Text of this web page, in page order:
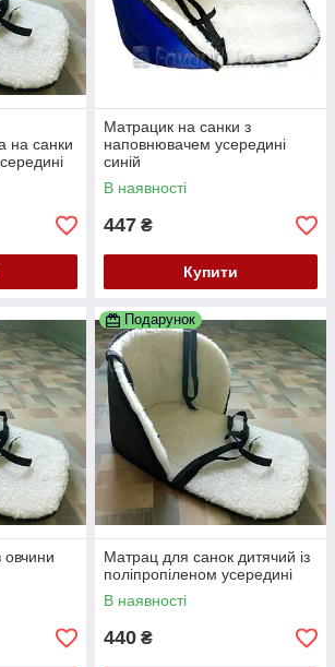
на санки
Матрацик на санки з
наповнювачем усередині
синій
В наявності
447 ₴
Купити
овчини
Подарунок
Матрац для санок дитячий із
поліпропіленом усередині
В наявності
440 ₴